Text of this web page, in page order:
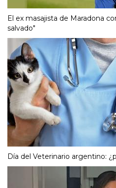
El ex masajista de Maradona
salvado"
Día del Veterinario argentino: